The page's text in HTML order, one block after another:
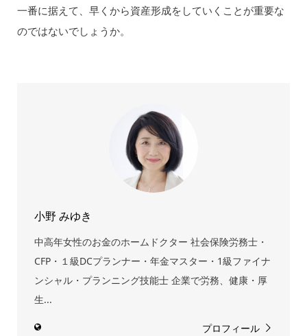
一番に据えて、早くから資産形成をしていくことが重要な
のではないでしょうか。
小野 みゆき
中高年女性のお金のホームドクター 社会保険労務士・
CFP・１級DCプランナー・年金マスター・1級ファイナ
ンシャル・プランニング技能士 企業で労務、健康・厚
生...
プロフィール